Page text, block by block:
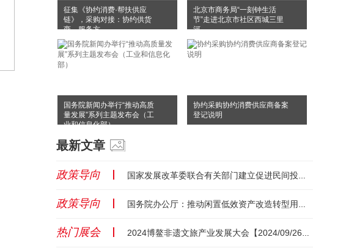
征集《协约消费·帮扶供应
链》，采购对接：协约供货
商、服务方
北京市商务局“一刻钟生活
节”走进北京市社区西城三里
河
国务院新闻办举行“推动高质
量发展”系列主题发布会（工
业和信息化部）
协约采购协约消费供应商备案
登记说明
最新文章
政策导向 国家发展改革委联合有关部门建立促进民间投资资金和要素保障工作机制...
政策导向 国务院办公厅：推动闲置低效资产改造转型用于康体旅，盘活存量资产！...
热门展会 2024博鳌非遗文旅产业发展大会【2024/09/26】【海南】...